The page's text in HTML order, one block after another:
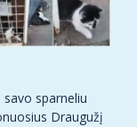
sparneliu
Draugužį